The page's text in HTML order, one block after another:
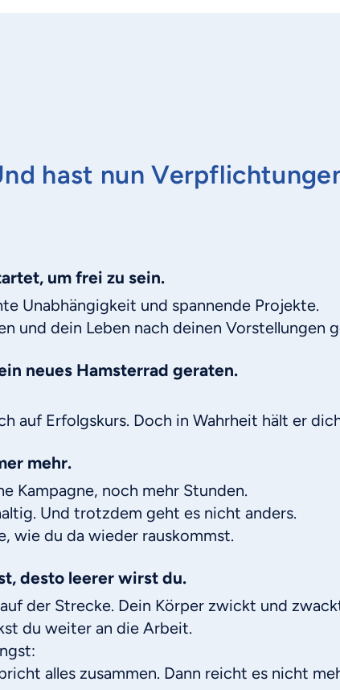
hast nun
um frei zu sein.
Unabhängigkeit und spannende Projekte.
und dein Leben nach deinen Vorstellungen
neues Hamsterrad geraten.
auf Erfolgskurs. Doch in Wahrheit hält er
mehr.
Kampagne, noch mehr Stunden.
Und trotzdem geht es nicht anders.
wie du da wieder rauskommst.
desto leerer wirst du.
der Strecke. Dein Körper zwickt und
du weiter an die Arbeit.
alles zusammen. Dann reicht es nicht